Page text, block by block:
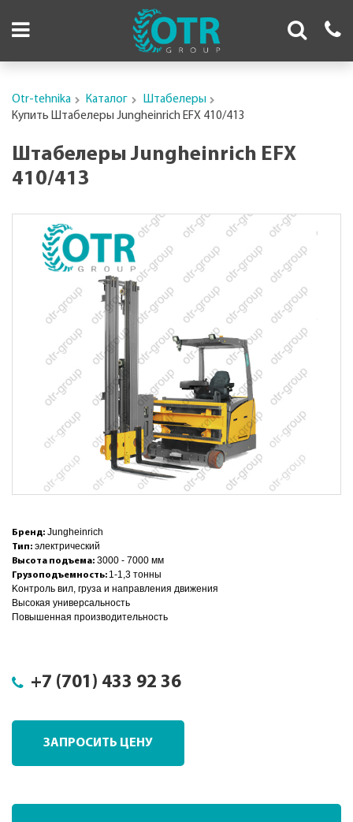
Otr-tehnika Каталог
Штабелеры
Купить Штабелеры Jungheinrich EFX 410/413
Штабелеры Jungheinrich EFX
410/413
Бренд: Jungheinrich
Тип: электрический
Высота подъема: 3000 - 7000 мм
Грузоподъемность: 1-1,3 тонны
Kонтроль вил, груза и направления движения
Высокая универсальность
Повышенная производительность
+7 (701) 433 92 36
ЗАПРОСИТЬ ЦЕНУ